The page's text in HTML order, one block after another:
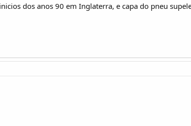
dos anos 90 em Inglaterra, e capa do pneu